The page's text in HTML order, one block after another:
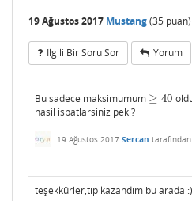
19 Ağustos 2017 Mustang(35 puan)
Ilgili Bir Soru Sor Yorum
Bu sadece maksimumum ≥ 40
≥40
nasil ispatlarsiniz peki?
19 Ağustos 2017 Sercan tarafından
teşekkürler,tıp kazandım bu arada :)